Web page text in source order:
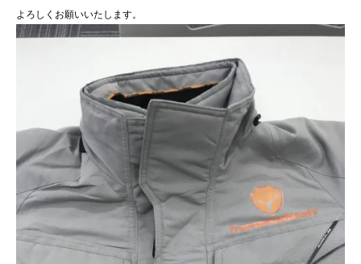
よろしくお願いいたします。